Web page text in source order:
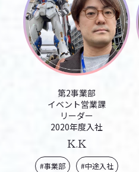
第2事業部
イベント営業課
リーダー
2020年度入社
K.K
#事業部 #中途入社